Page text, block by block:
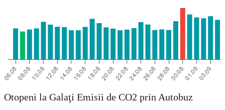
Otopeni la Galaţi Emisii de CO2 prin Autobuz